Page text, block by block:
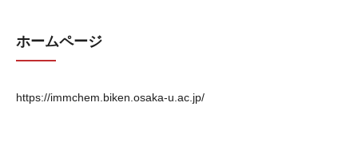
ホームページ
https://immchem.biken.osaka-u.ac.jp/